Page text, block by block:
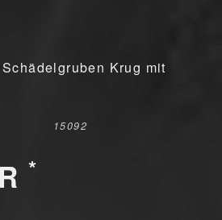
Krug mit
15092
*